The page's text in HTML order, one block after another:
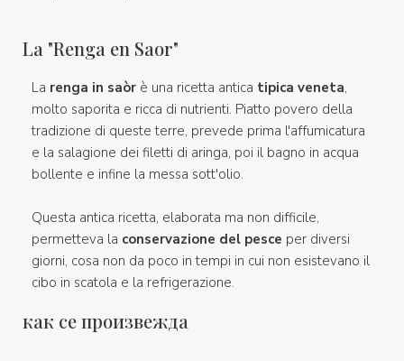
La "Renga en Saor"
La renga in saòr è una ricetta antica tipica veneta,
molto saporita e ricca di nutrienti. Piatto povero della
tradizione di queste terre, prevede prima l'affumicatura
e la salagione dei filetti di aringa, poi il bagno in acqua
bollente e infine la messa sott'olio.
Questa antica ricetta, elaborata ma non difficile,
permetteva la conservazione del pesce per diversi
giorni, cosa non da poco in tempi in cui non esistevano il
cibo in scatola e la refrigerazione.
как се произвежда